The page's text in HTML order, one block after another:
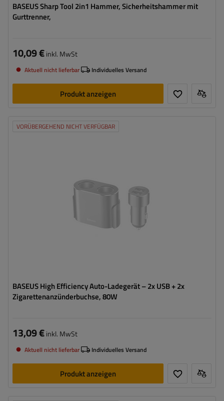
BASEUS Sharp Tool 2in1 Hammer, Sicherheitshammer mit
Gurttrenner,
10,09 €inkl. MwSt
Aktuell nicht lieferbar Individuelles Versand
Produkt anzeigen
VORÜBERGEHEND NICHT VERFÜGBAR
BASEUS High Efficiency Auto-Ladegerät – 2x USB + 2x
Zigarettenanzünderbuchse, 80W
13,09 €inkl. MwSt
Aktuell nicht lieferbar Individuelles Versand
Produkt anzeigen